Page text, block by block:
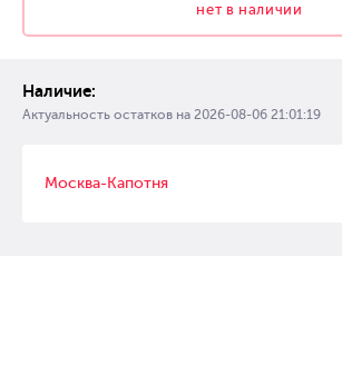
нет в наличии
Наличие:
Актуальность остатков на 2026-08-06 21:01:19
Москва-Капотня